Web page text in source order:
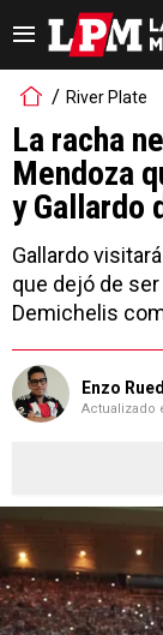
River Plate
La racha
Mendoza
y Gallardo
Gallardo
que dejó de
Demichelis
Enzo
Actualizado